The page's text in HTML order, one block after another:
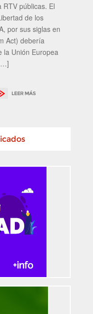
públicas. El
de los
por sus siglas en
Act) debería
la Unión Europea